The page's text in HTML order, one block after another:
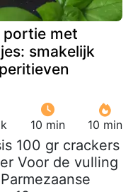
portie met
smakelijk
10 min 10 min
100 gr crackers
Voor de vulling